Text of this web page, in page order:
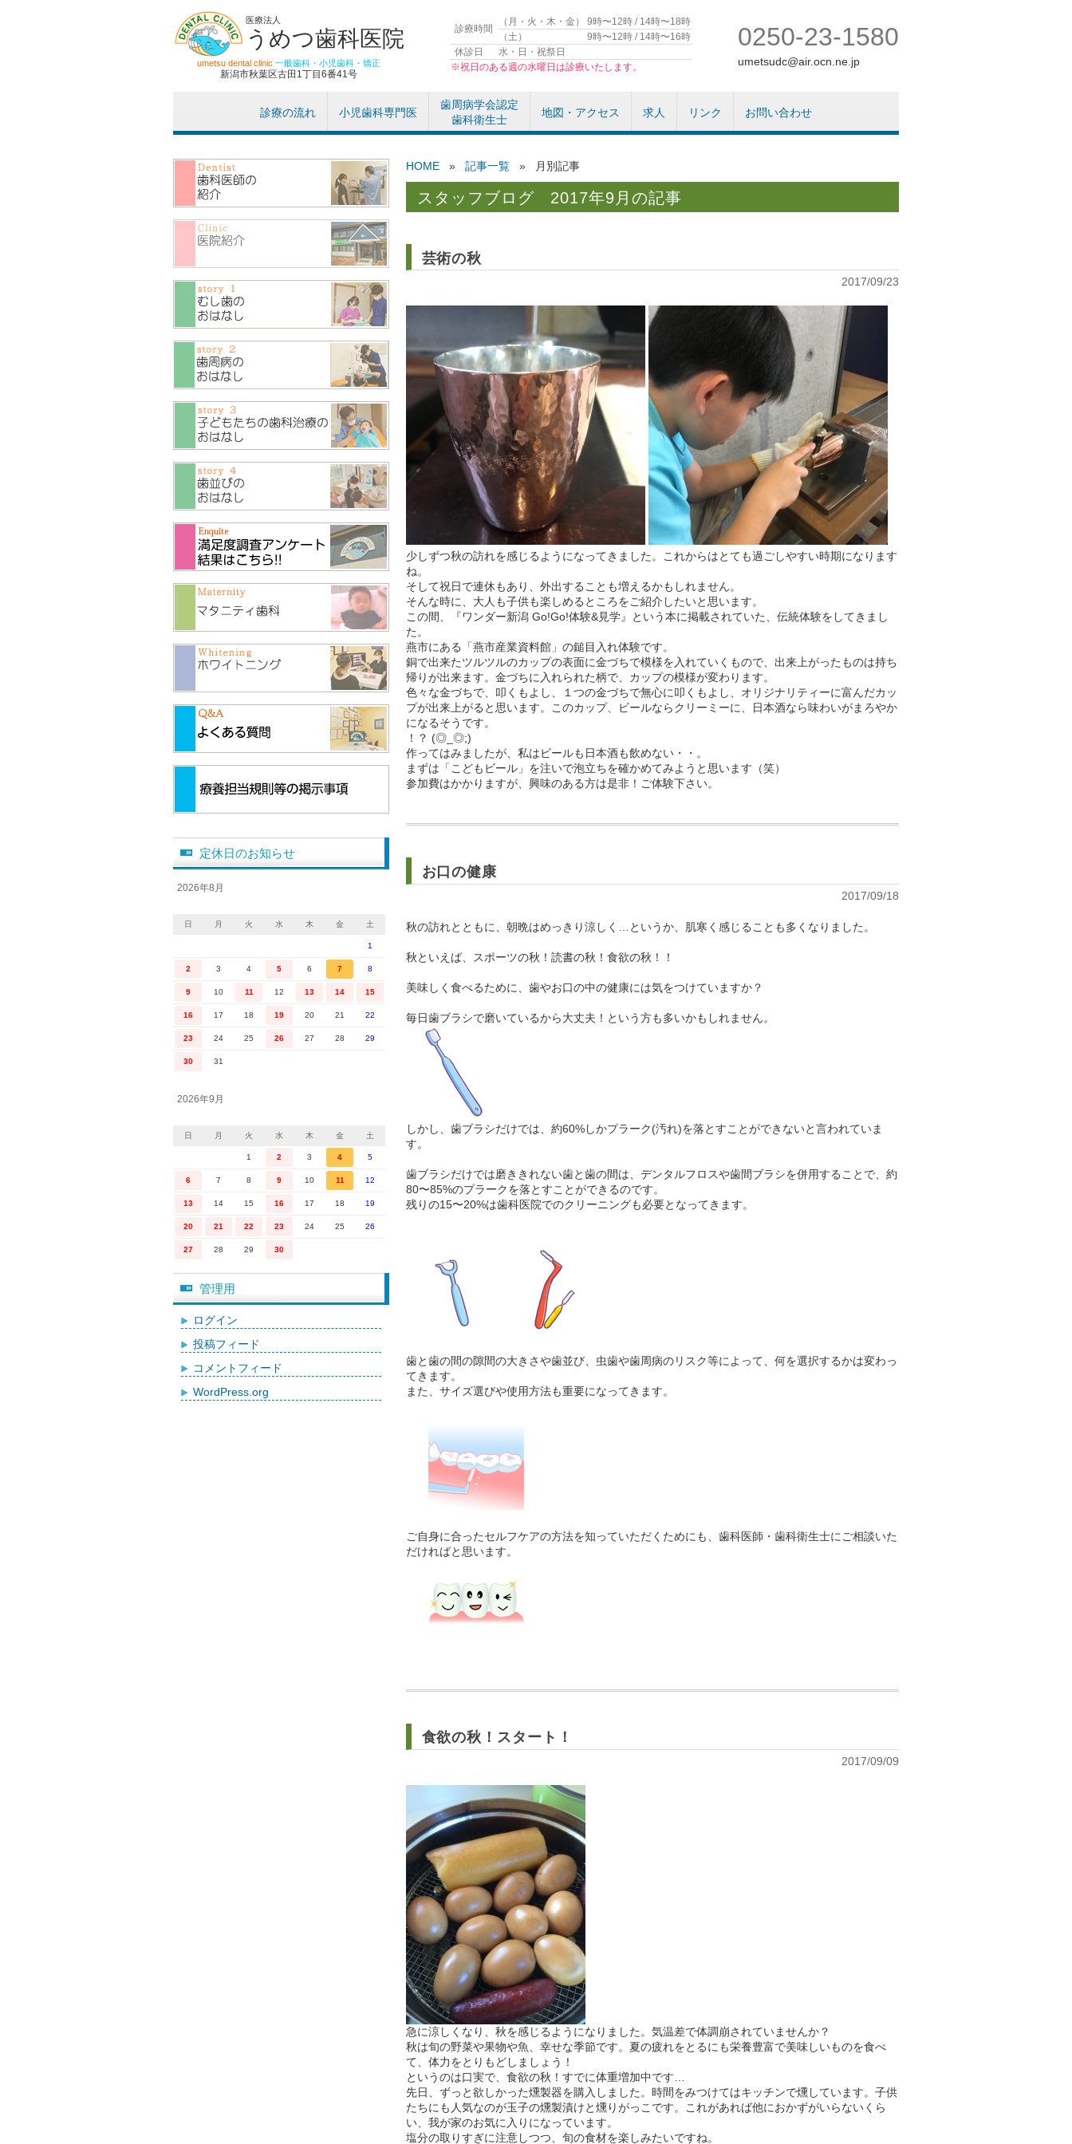
医療法人
うめつ歯科医院
umetsu dental clinic 一般歯科・小児歯科・矯正
新潟市秋葉区古田1丁目6番41号
診療時間
（月・火・木・金）
9時〜12時 / 14時〜18時
（土）
9時〜12時 / 14時〜16時
休診日
水・日・祝祭日
※祝日のある週の水曜日は診療いたします。
0250-23-1580
umetsudc@air.ocn.ne.jp
診療の流れ 小児歯科専門医
歯周病学会認定
歯科衛生士
地図・アクセス 求人 リンク お問い合わせ
HOME » 記事一覧 » 月別記事
2017年9月の記事
芸術の秋
2017/09/23
少しずつ秋の訪れを感じるようになってきました。これからはとても過ごしやすい時期になります
ね。
そして祝日で連休もあり、外出することも増えるかもしれません。
そんな時に、大人も子供も楽しめるところをご紹介したいと思います。
この間、『ワンダー新潟 Go!Go!体験&見学』という本に掲載されていた、伝統体験をしてきまし
た。
燕市にある「燕市産業資料館」の鎚目入れ体験です。
銅で出来たツルツルのカップの表面に金づちで模様を入れていくもので、出来上がったものは持ち
帰りが出来ます。金づちに入れられた柄で、カップの模様が変わります。
色々な金づちで、叩くもよし、１つの金づちで無心に叩くもよし、オリジナリティーに富んだカッ
プが出来上がると思います。このカップ、ビールならクリーミーに、日本酒なら味わいがまろやか
になるそうです。
！？ (◎_◎;)
作ってはみましたが、私はビールも日本酒も飲めない・・。
まずは「こどもビール」を注いで泡立ちを確かめてみようと思います（笑）
参加費はかかりますが、興味のある方は是非！ご体験下さい。
お口の健康
2017/09/18
秋の訪れとともに、朝晩はめっきり涼しく…というか、肌寒く感じることも多くなりました。
秋といえば、スポーツの秋！読書の秋！食欲の秋！！
美味しく食べるために、歯やお口の中の健康には気をつけていますか？
毎日歯ブラシで磨いているから大丈夫！という方も多いかもしれません。
しかし、歯ブラシだけでは、約60%しかプラーク(汚れ)を落とすことができないと言われていま
す。
歯ブラシだけでは磨ききれない歯と歯の間は、デンタルフロスや歯間ブラシを併用することで、約
80〜85%のプラークを落とすことができるのです。
残りの15〜20%は歯科医院でのクリーニングも必要となってきます。
歯と歯の間の隙間の大きさや歯並び、虫歯や歯周病のリスク等によって、何を選択するかは変わっ
てきます。
また、サイズ選びや使用方法も重要になってきます。
ご自身に合ったセルフケアの方法を知っていただくためにも、歯科医師・歯科衛生士にご相談いた
だければと思います。
食欲の秋！スタート！
2017/09/09
急に涼しくなり、秋を感じるようになりました。気温差で体調崩されていませんか？
秋は旬の野菜や果物や魚、幸せな季節です。夏の疲れをとるにも栄養豊富で美味しいものを食べ
て、体力をとりもどしましょう！
というのは口実で、食欲の秋！すでに体重増加中です…
先日、ずっと欲しかった燻製器を購入しました。時間をみつけてはキッチンで燻しています。子供
たちにも人気なのが玉子の燻製漬けと燻りがっこです。これがあれば他におかずがいらないくら
い、我が家のお気に入りになっています。
塩分の取りすぎに注意しつつ、旬の食材を楽しみたいですね。
定休日のお知らせ
2026年8月
日 月 火 水 木 金 土
1
2 3 4 5 6 7 8
9 10 11 12 13 14 15
16 17 18 19 20 21 22
23 24 25 26 27 28 29
30 31
2026年9月
日 月 火 水 木 金 土
1 2 3 4 5
6 7 8 9 10 11 12
13 14 15 16 17 18 19
20 21 22 23 24 25 26
27 28 29 30
管理用
ログイン
投稿フィード
コメントフィード
WordPress.org